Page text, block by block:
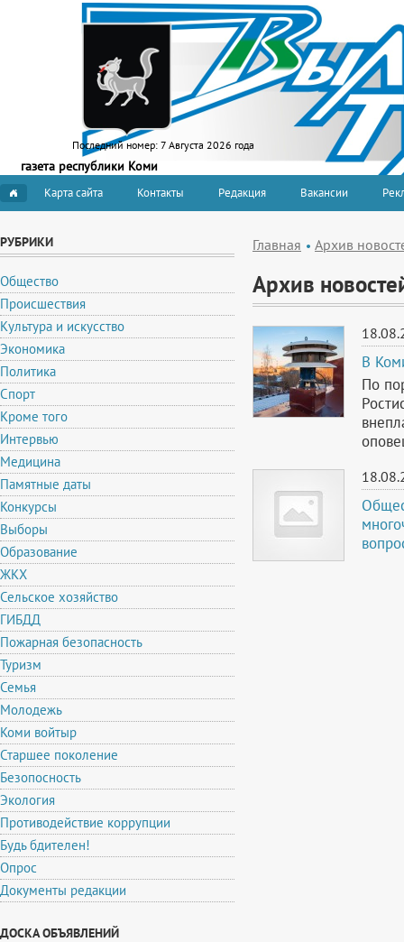
Последний номер: 7 Августа 2026 года
газета республики Коми
Карта сайта Контакты Редакция Вакансии
РУБРИКИ
Общество
Происшествия
Культура и искусство
Экономика
Политика
Спорт
Кроме того
Интервью
Медицина
Памятные даты
Конкурсы
Выборы
Образование
ЖКХ
Сельское хозяйство
ГИБДД
Пожарная безопасность
Туризм
Семья
Молодежь
Коми войтыр
Старшее поколение
Безопосность
Экология
Противодействие коррупции
Будь бдителен!
Опрос
Документы редакции
ДОСКА ОБЪЯВЛЕНИЙ
Главная Архив
Архив
В
По